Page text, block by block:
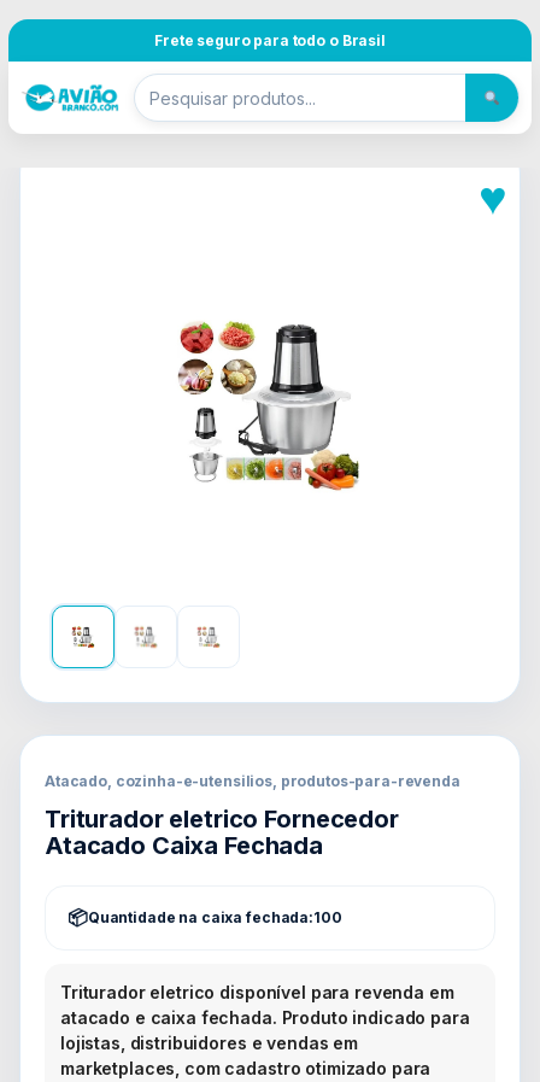
Frete seguro para todo o Brasil
♥
Atacado, cozinha-e-utensilios, produtos-para-revenda
Triturador eletrico Fornecedor
Atacado Caixa Fechada
Quantidade na caixa fechada:100
Triturador eletrico disponível para revenda em
atacado e caixa fechada. Produto indicado para
lojistas, distribuidores e vendas em
marketplaces, com cadastro otimizado para